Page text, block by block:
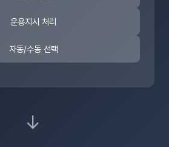
운용지시 처리
자동/수동 선택
→